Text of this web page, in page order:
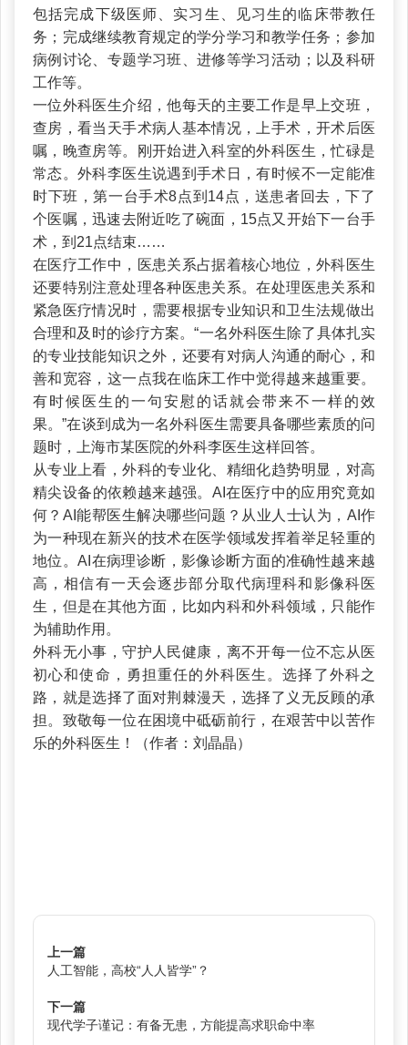
包括完成下级医师、实习生、见习生的临床带教任
务；完成继续教育规定的学分学习和教学任务；参加
病例讨论、专题学习班、进修等学习活动；以及科研
工作等。
一位外科医生介绍，他每天的主要工作是早上交班，
查房，看当天手术病人基本情况，上手术，开术后医
嘱，晚查房等。刚开始进入科室的外科医生，忙碌是
常态。外科李医生说遇到手术日，有时候不一定能准
时下班，第一台手术8点到14点，送患者回去，下了
个医嘱，迅速去附近吃了碗面，15点又开始下一台手
术，到21点结束……
在医疗工作中，医患关系占据着核心地位，外科医生
还要特别注意处理各种医患关系。在处理医患关系和
紧急医疗情况时，需要根据专业知识和卫生法规做出
合理和及时的诊疗方案。“一名外科医生除了具体扎实
的专业技能知识之外，还要有对病人沟通的耐心，和
善和宽容，这一点我在临床工作中觉得越来越重要。
有时候医生的一句安慰的话就会带来不一样的效
果。”在谈到成为一名外科医生需要具备哪些素质的问
题时，上海市某医院的外科李医生这样回答。
从专业上看，外科的专业化、精细化趋势明显，对高
精尖设备的依赖越来越强。AI在医疗中的应用究竟如
何？AI能帮医生解决哪些问题？从业人士认为，AI作
为一种现在新兴的技术在医学领域发挥着举足轻重的
地位。AI在病理诊断，影像诊断方面的准确性越来越
高，相信有一天会逐步部分取代病理科和影像科医
生，但是在其他方面，比如内科和外科领域，只能作
为辅助作用。
外科无小事，守护人民健康，离不开每一位不忘从医
初心和使命，勇担重任的外科医生。选择了外科之
路，就是选择了面对荆棘漫天，选择了义无反顾的承
担。致敬每一位在困境中砥砺前行，在艰苦中以苦作
乐的外科医生！（作者：刘晶晶）
上一篇
人工智能，高校“人人皆学”？
下一篇
现代学子谨记：有备无患，方能提高求职命中率